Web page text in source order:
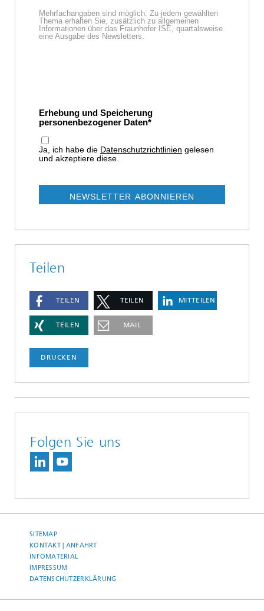
Mehrfachangaben sind möglich. Zu jedem gewählten
Thema erhalten Sie, zusätzlich zu allgemeinen
Informationen über das Fraunhofer ISE, quartalsweise
eine Ausgabe des Newsletters.
Erhebung und Speicherung
personenbezogener Daten
Ja, ich habe die Datenschutzrichtlinien gelesen
und akzeptiere diese.
NEWSLETTER ABONNIEREN
Teilen
TEILEN TEILEN MITTEILEN
TEILEN MAIL
DRUCKEN
Folgen Sie uns
SITEMAP
KONTAKT | ANFAHRT
INFOMATERIAL
IMPRESSUM
DATENSCHUTZERKLÄRUNG